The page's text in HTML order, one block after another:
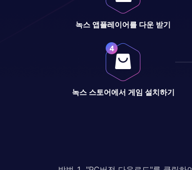
녹스 앱플레이어를 다운 받기
녹스 스토어에서 게임 설치하기